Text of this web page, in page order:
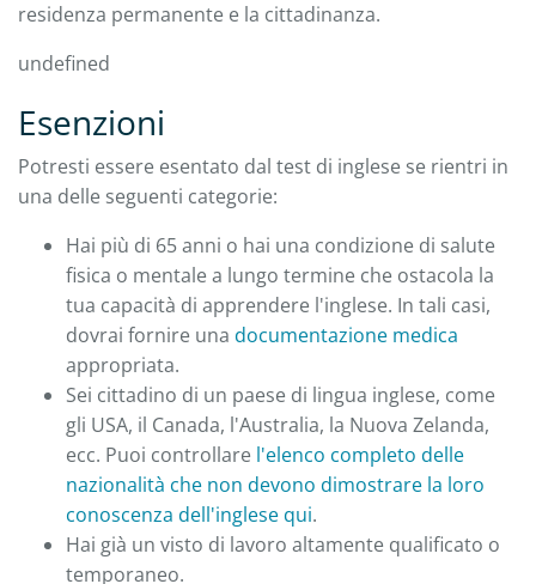
residenza permanente e la cittadinanza.
undefined
Esenzioni
Potresti essere esentato dal test di inglese se rientri in
una delle seguenti categorie:
Hai più di 65 anni o hai una condizione di salute
fisica o mentale a lungo termine che ostacola la
tua capacità di apprendere l'inglese. In tali casi,
dovrai fornire una documentazione medica
appropriata.
Sei cittadino di un paese di lingua inglese, come
gli USA, il Canada, l'Australia, la Nuova Zelanda,
ecc. Puoi controllare l'elenco completo delle
nazionalità che non devono dimostrare la loro
conoscenza dell'inglese qui.
Hai già un visto di lavoro altamente qualificato o
temporaneo.